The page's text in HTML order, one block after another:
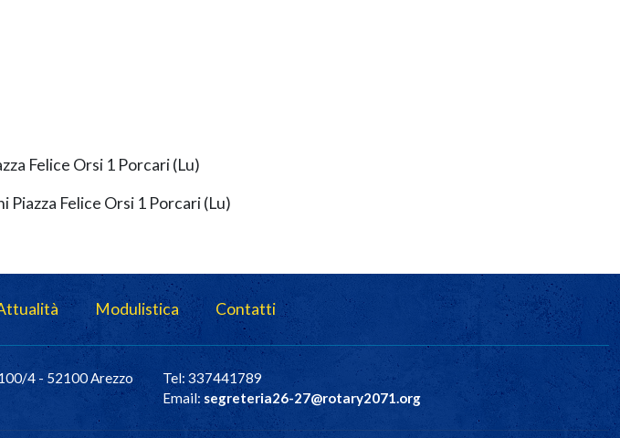
Felice Orsi 1 Porcari (Lu)
Felice Orsi 1 Porcari (Lu)
Modulistica Contatti
4 - 52100 Arezzo
Tel: 337441789
Email: segreteria26-27@rotary2071.org